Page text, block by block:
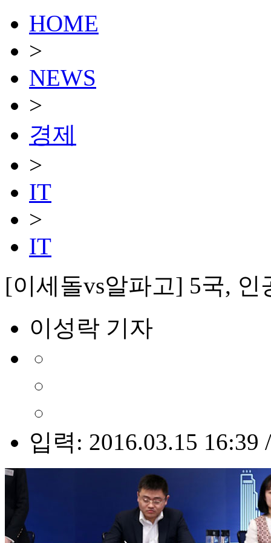
HOME
>
NEWS
>
경제
>
IT
>
IT
[이세돌vs알파고] 5국, 인
이성락 기자
입력: 2016.03.15 16:39